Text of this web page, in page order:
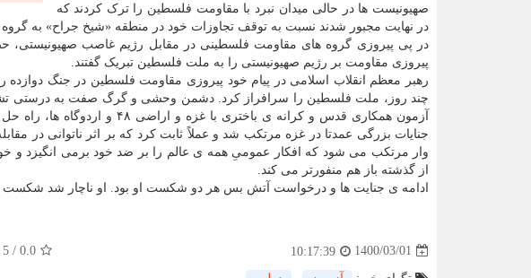
صهیونیست ها در حالی میدان نبرد با مقاومت فلسطین را ترک کردند که
در نهایت مجبور شدند نسبت به توقف تجاوزات خود در منطقه «شیخ جراح» به
در پی پیروزی گروه های مقاومت فلسطینی در مقابل رژیم غاصب صهیونیستی،
پیروزی مقاومت بر رژیم صهیونیستی را به ملت فلسطین تبریک گفتند.
رهبر معظم انقلاب اسلامی در پیام خود پیروزی مقاومت فلسطین در جنگ دوازده
چند روز، ملت فلسطین را سرافراز کرد. دشمن وحشی و گرگ صفت به درستی
جنایات بزرگی عمدتا در غزه مرتکب شد و عملاً ثابت کرد که بر اثر ناتوانی در
وار مرتکب می شود که افکار عمومیِ همه ی عالم را بر ضد خود برمی انگیزد و
از گذشته باز هم منفورتر می کند.
ادامه ی جنایت ها و درخواست آتش بس هر دو شکست او بود. او ناچار شد شکست
1400/03/01
10:17:39
0.0
/
5